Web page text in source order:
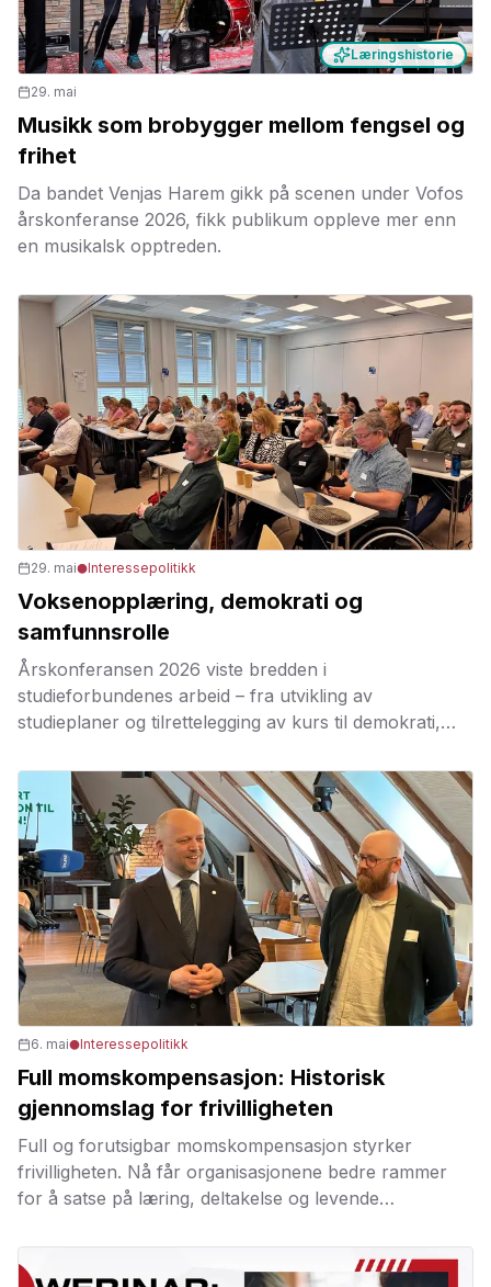
Læringshistorie
29. mai
Musikk som brobygger mellom fengsel og
frihet
Da bandet Venjas Harem gikk på scenen under Vofos
årskonferanse 2026, fikk publikum oppleve mer enn
en musikalsk opptreden.
29. mai Interessepolitikk
Voksenopplæring, demokrati og
samfunnsrolle
Årskonferansen 2026 viste bredden i
studieforbundenes arbeid – fra utvikling av
studieplaner og tilrettelegging av kurs til demokrati,
6. mai Interessepolitikk
Full momskompensasjon: Historisk
gjennomslag for frivilligheten
Full og forutsigbar momskompensasjon styrker
frivilligheten. Nå får organisasjonene bedre rammer
for å satse på læring, deltakelse og levende